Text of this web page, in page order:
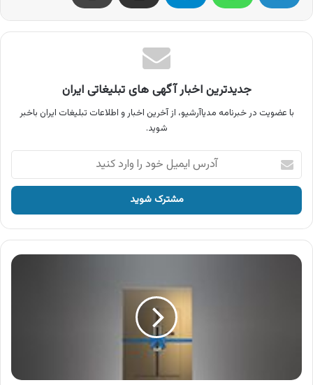
جدیدترین اخبار آگهی های تبلیغاتی ایران
با عضویت در خبرنامه مدیاآرشیو، از آخرین اخبار و اطلاعات تبلیغات ایران باخبر
شوید.
آدرس
ایمیل
خود
وارد
کنید
آگهی